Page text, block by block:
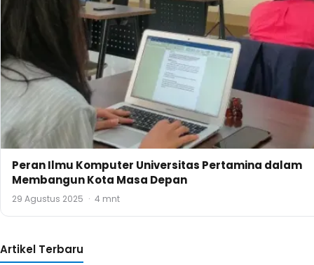
Peran Ilmu Komputer Universitas Pertamina dalam
Membangun Kota Masa Depan
29 Agustus 2025 · 4 mnt
Artikel Terbaru